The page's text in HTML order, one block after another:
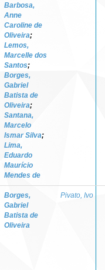
Barbosa,
Anne
Caroline de
Oliveira;
Lemos,
Marcelle dos
Santos;
Borges,
Gabriel
Batista de
Oliveira;
Santana,
Marcelo
Ismar Silva;
Lima,
Eduardo
Maurício
Mendes de
Borges,
Gabriel
Batista de
Oliveira
Pivato, Ivo